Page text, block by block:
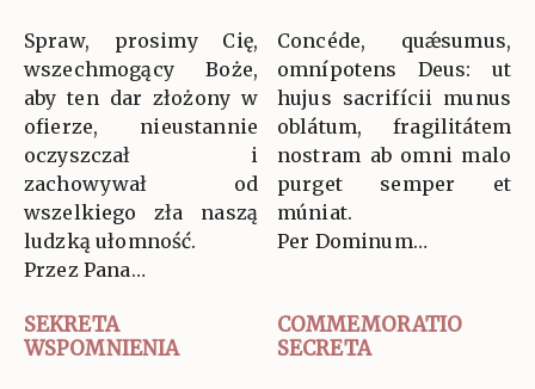
Spraw, prosimy Cię,
wszechmogący Boże,
aby ten dar złożony w
ofierze, nieustannie
oczyszczał i
zachowywał od
wszelkiego zła naszą
ludzką ułomność.
Przez Pana…
Concéde, quǽsumus,
omnípotens Deus: ut
hujus sacrifícii munus
oblátum, fragilitátem
nostram ab omni malo
purget semper et
múniat.
Per Dominum…
SEKRETA
WSPOMNIENIA
COMMEMORATIO
SECRETA